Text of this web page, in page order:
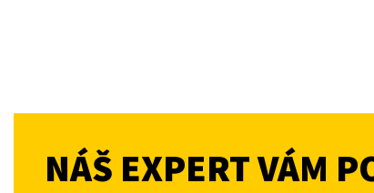
NÁŠ EXPERT VÁM